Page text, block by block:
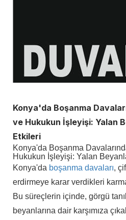
Konya'da Boşanma
ve Hukukun İşleyişi: Yalan
Etkileri
Konya'da Boşanma
Hukukun İşleyişi: Yalan
Konya'da boşanma davaları,
erdirmeye karar verdikleri
Bu süreçlerin içinde, görgü
beyanlarına dair karşımıza